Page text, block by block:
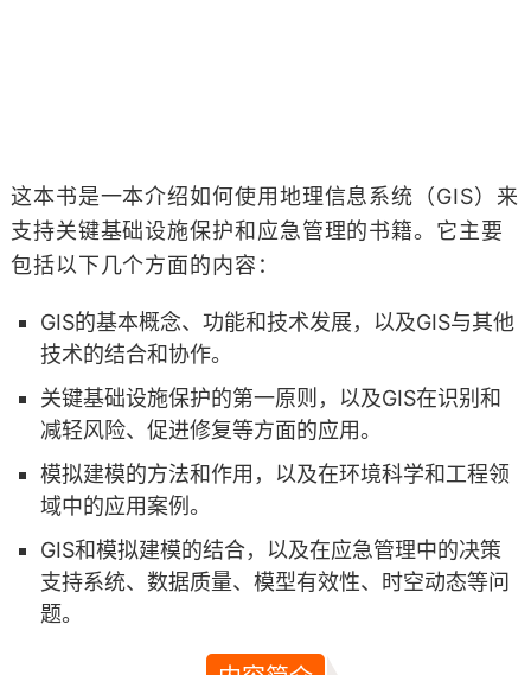
这本书是一本介绍如何使用地理信息系统（GIS）来
支持关键基础设施保护和应急管理的书籍。它主要
包括以下几个方面的内容：
GIS的基本概念、功能和技术发展，以及GIS与其他
技术的结合和协作。
关键基础设施保护的第一原则，以及GIS在识别和
减轻风险、促进修复等方面的应用。
模拟建模的方法和作用，以及在环境科学和工程领
域中的应用案例。
GIS和模拟建模的结合，以及在应急管理中的决策
支持系统、数据质量、模型有效性、时空动态等问
题。